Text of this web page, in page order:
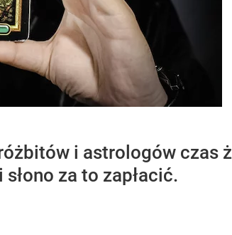
i astrologów czas
za to zapłacić.